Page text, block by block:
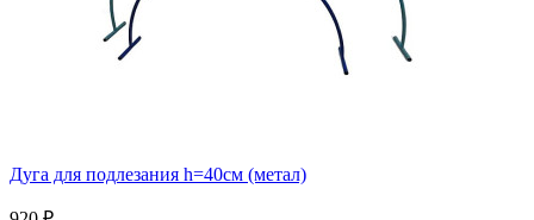
Дуга для подлезания h=40см (метал)